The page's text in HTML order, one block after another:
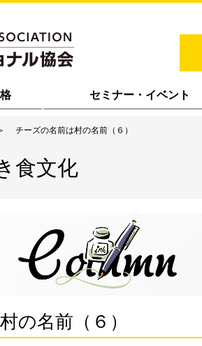
セミナー・イベント
チーズの名前は村の名前（６）
食文化
の名前（６）